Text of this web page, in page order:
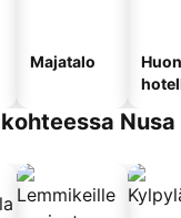
Majatalo
Nusa